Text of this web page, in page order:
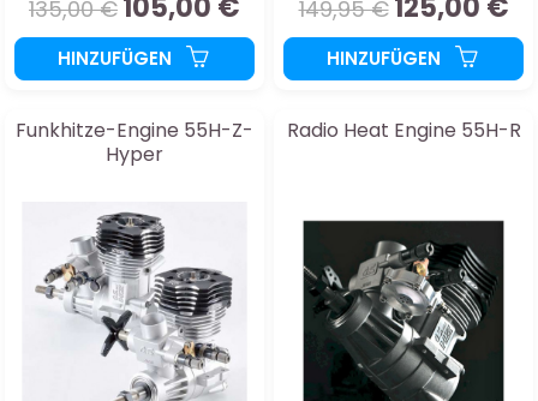
135,00 € 105,00 €
HINZUFÜGEN
149,95 € 125,00 €
HINZUFÜGEN
Funkhitze-Engine 55H-Z-
Hyper
Radio Heat Engine 55H-R